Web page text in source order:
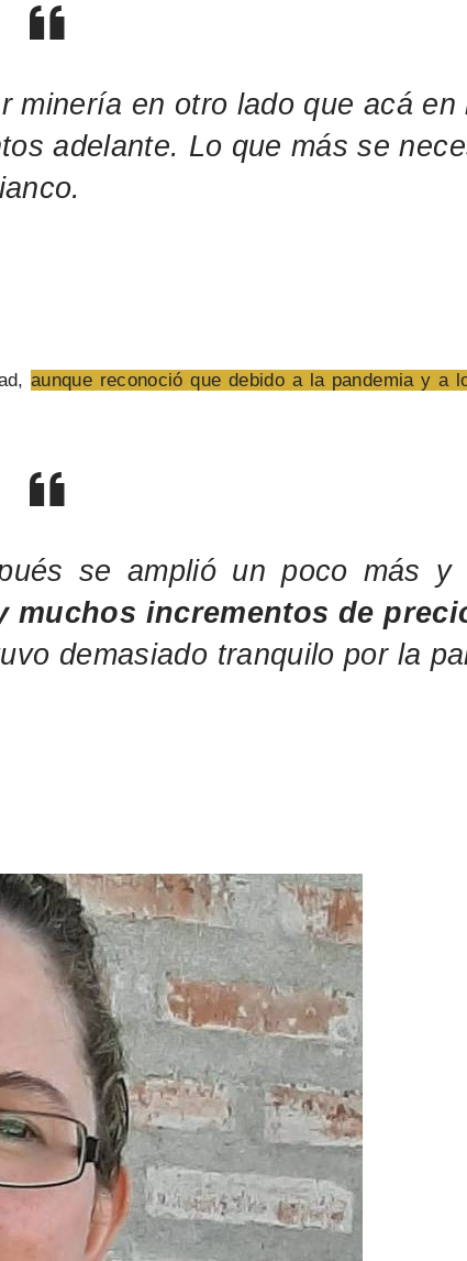
minería en otro lado que acá
adelante. Lo que más se
aunque reconoció que debido a la pandemia y a
se amplió un poco más y
muchos incrementos de
demasiado tranquilo por la